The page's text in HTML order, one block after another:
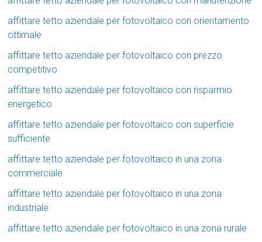
affittare tetto aziendale per fotovoltaico con orientamento
ottimale
affittare tetto aziendale per fotovoltaico con prezzo
competitivo
affittare tetto aziendale per fotovoltaico con risparmio
energetico
affittare tetto aziendale per fotovoltaico con superficie
sufficiente
affittare tetto aziendale per fotovoltaico in una zona
commerciale
affittare tetto aziendale per fotovoltaico in una zona
industriale
affittare tetto aziendale per fotovoltaico in una zona rurale